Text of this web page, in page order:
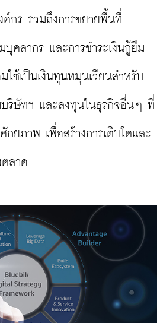
ค์กร รวมถึงการขยายพื้นที่
บุคลากร และการชำระเงินกู้ยืม
ใช้เป็นเงินทุนหมุนเวียนสำหรับ
บริษัทฯ และลงทุนในธุรกิจอื่นๆ ที่
กยภาพ เพื่อสร้างการเติบโตและ
ลาด